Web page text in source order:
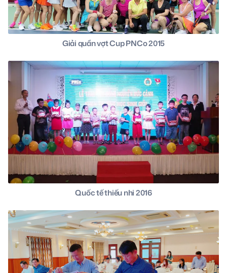
Giải quần vợt Cup PNCo 2015
Quốc tế thiếu nhi 2016